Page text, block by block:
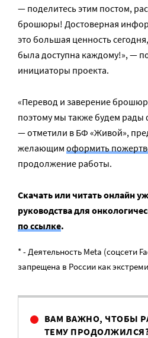
— поделитесь этим постом,
брошюры! Достоверная
это большая ценность
была доступна каждому!», —
инициаторы проекта.
«Перевод и заверение
поэтому мы также будем
— отметили в БФ «Живой»,
желающим оформить
продолжение работы.
Скачать или читать онлайн
руководства для
по ссылке.
* - Деятельность Meta (соцсети
запрещена в России как
ВАМ ВАЖНО, ЧТОБЫ
ТЕМУ